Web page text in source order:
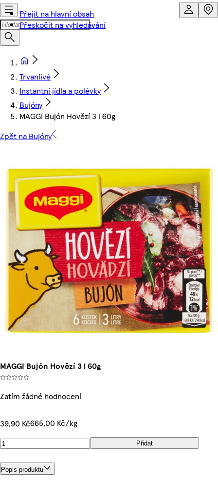
Přejít na hlavní obsah
Přeskočit na vyhledávání
Trvanlivé
Instantní jídla a polévky
Bujóny
MAGGI Bujón Hovězí 3 l 60g
Zpět na Bujóny
MAGGI Bujón Hovězí 3 l 60g
Zatím žádné hodnocení
39,90 Kč665,00 Kč/kg
Přidat
Popis produktu